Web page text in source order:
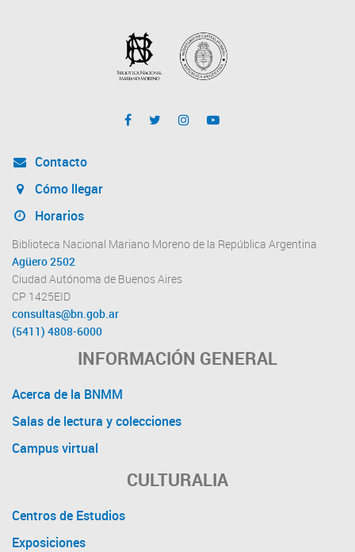
Contacto
Cómo llegar
Horarios
Biblioteca Nacional Mariano Moreno de la República Argentina
Agüero 2502
Ciudad Autónoma de Buenos Aires
CP 1425EID
consultas@bn.gob.ar
(5411) 4808-6000
INFORMACIÓN GENERAL
Acerca de la BNMM
Salas de lectura y colecciones
Campus virtual
CULTURALIA
Centros de Estudios
Exposiciones